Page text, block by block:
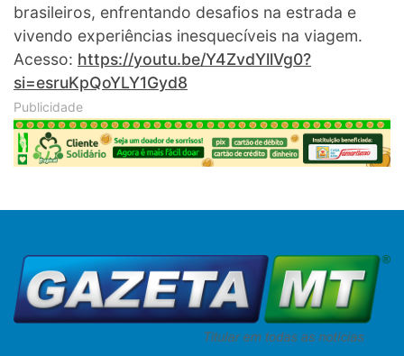
brasileiros, enfrentando desafios na estrada e
vivendo experiências inesquecíveis na viagem.
Acesso: https://youtu.be/Y4ZvdYllVg0?
si=esruKpQoYLY1Gyd8